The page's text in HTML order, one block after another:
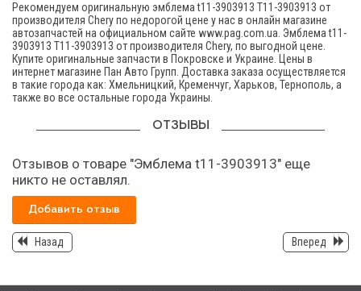
Рекомендуем оригинальную эмблема t11-3903913 T11-3903913 от
производителя Chery по недорогой цене у нас в онлайн магазине
автозапчастей на официальном сайте www.pag.com.ua. Эмблема t11-
3903913 T11-3903913 от производителя Chery, по выгодной цене.
Купите оригинальные запчасти в Покровске и Украине. Цены в
интернет магазине Пан Авто Групп. Доставка заказа осуществляется
в такие города как: Хмельницкий, Кременчуг, Харьков, Тернополь, а
также во все остальные города Украины.
ОТЗЫВЫ
Отзывов о товаре "Эмблема t11-3903913" еще
никто не оставлял.
Добавить отзыв
Назад Вперед